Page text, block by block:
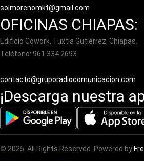
solmorenomkt@gmail.com
OFICINAS CHIAPAS:
Edificio Cowork, Tuxtla Gutiérrez, Chiapas.
Teléfono: 961 334 2693
contacto@gruporadiocomunicacion.com
¡Descarga nuestra
© 2025. All Rights Reserved. Powered by